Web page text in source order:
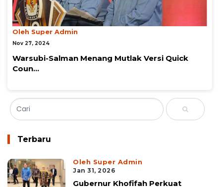
Oleh Super Admin
Nov 27, 2024
Quick Count LSI, Paslon WALI Menang Pilkada
K...
Terbaru
Oleh Super Admin
Jan 31, 2026
Gubernur Khofifah Perkuat